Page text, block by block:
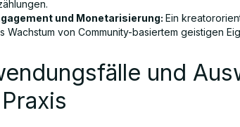
und Monetarisierung: Ein
Wachstum von Community-basiertem geistigen
und